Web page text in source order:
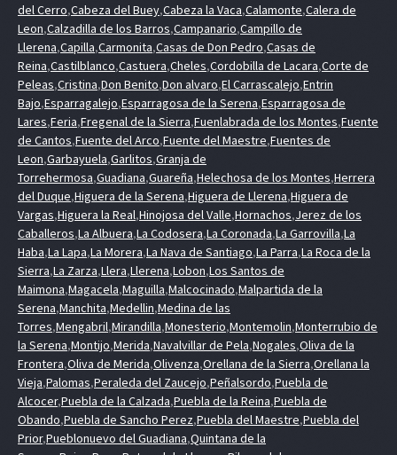
del Cerro,Cabeza del Buey,Cabeza la Vaca,Calamonte,Calera de
Leon,Calzadilla de los Barros,Campanario,Campillo de
Llerena,Capilla,Carmonita,Casas de Don Pedro,Casas de
Reina,Castilblanco,Castuera,Cheles,Cordobilla de Lacara,Corte de
Peleas,Cristina,Don Benito,Don alvaro,El Carrascalejo,Entrin
Bajo,Esparragalejo,Esparragosa de la Serena,Esparragosa de
Lares,Feria,Fregenal de la Sierra,Fuenlabrada de los Montes,Fuente
de Cantos,Fuente del Arco,Fuente del Maestre,Fuentes de
Leon,Garbayuela,Garlitos,Granja de
Torrehermosa,Guadiana,Guareña,Helechosa de los Montes,Herrera
del Duque,Higuera de la Serena,Higuera de Llerena,Higuera de
Vargas,Higuera la Real,Hinojosa del Valle,Hornachos,Jerez de los
Caballeros,La Albuera,La Codosera,La Coronada,La Garrovilla,La
Haba,La Lapa,La Morera,La Nava de Santiago,La Parra,La Roca de la
Sierra,La Zarza,Llera,Llerena,Lobon,Los Santos de
Maimona,Magacela,Maguilla,Malcocinado,Malpartida de la
Serena,Manchita,Medellin,Medina de las
Torres,Mengabril,Mirandilla,Monesterio,Montemolin,Monterrubio de
la Serena,Montijo,Merida,Navalvillar de Pela,Nogales,Oliva de la
Frontera,Oliva de Merida,Olivenza,Orellana de la Sierra,Orellana la
Vieja,Palomas,Peraleda del Zaucejo,Peñalsordo,Puebla de
Alcocer,Puebla de la Calzada,Puebla de la Reina,Puebla de
Obando,Puebla de Sancho Perez,Puebla del Maestre,Puebla del
Prior,Pueblonuevo del Guadiana,Quintana de la